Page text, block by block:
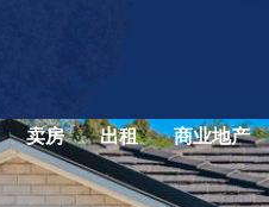
卖房 出租 商业地产